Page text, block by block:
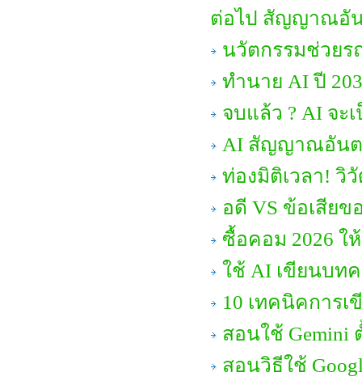
ต่อไป สัญญาณอัน
นวัตกรรมช่วยร
ทำนาย AI ปี
จบแล้ว ? AI จะ
AI สัญญาณอันต
ท่องมิติเวลา! วิ
อดี VS ข้อเสีย
ซื้อคอม 2026 ใ
ใช้ AI เขียนบท
10 เทคนิคการเ
สอนใช้ Gemini
สอนวิธีใช้